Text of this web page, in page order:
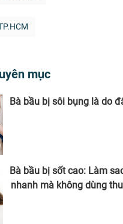
mục
Bà bầu bị sôi bụng là do
Bà bầu bị sốt cao: Làm
nhanh mà không dùng